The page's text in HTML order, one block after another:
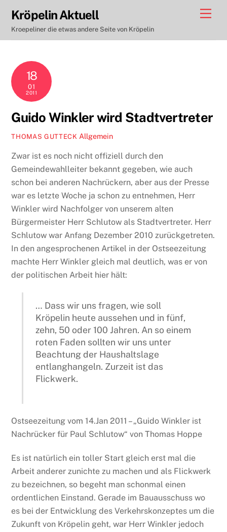
content
Kröpelin Aktuell
Kroepeliner die etwas andere Seite von Kröpelin
18
01
2011
Guido Winkler wird Stadtvertreter
THOMAS GUTTECK Allgemein
Zwar ist es noch nicht offiziell durch den
Gemeindewahlleiter bekannt gegeben, wie auch
schon bei anderen Nachrückern, aber aus der Presse
war es letzte Woche ja schon zu entnehmen, Herr
Winkler wird Nachfolger von unserem alten
Bürgermeister Herr Schlutow als Stadtvertreter. Herr
Schlutow war Anfang Dezember 2010 zurückgetreten.
In den angesprochenen Artikel in der Ostseezeitung
machte Herr Winkler gleich mal deutlich, was er von
der politischen Arbeit hier hält:
… Dass wir uns fragen, wie soll
Kröpelin heute aussehen und in fünf,
zehn, 50 oder 100 Jahren. An so einem
roten Faden sollten wir uns unter
Beachtung der Haushaltslage
entlanghangeln. Zurzeit ist das
Flickwerk.
Ostseezeitung vom 14.Jan 2011 – „Guido Winkler ist
Nachrücker für Paul Schlutow“ von Thomas Hoppe
Es ist natürlich ein toller Start gleich erst mal die
Arbeit anderer zunichte zu machen und als Flickwerk
zu bezeichnen, so begeht man schonmal einen
ordentlichen Einstand. Gerade im Bauausschuss wo
es bei der Entwicklung des Verkehrskonzeptes um die
Zukunft von Kröpelin geht, war Herr Winkler jedoch